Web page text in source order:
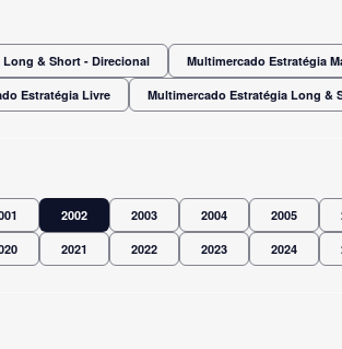
& Short - Direcional Multimercado Estratégia
Estratégia Livre Multimercado Estratégia Long &
2002 2003 2004 2005
2021 2022 2023 2024